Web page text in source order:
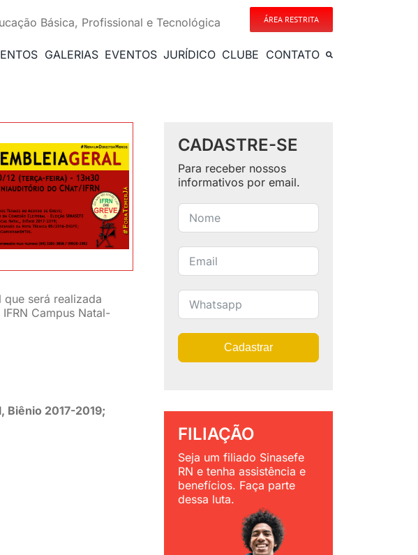
Básica, Profissional e Tecnológica ÁREA RESTRITA
GALERIAS EVENTOS JURÍDICO CLUBE CONTATO
que será realizada
Campus Natal-
Biênio 2017-2019;
CADASTRE-SE
Para receber nossos
informativos por email.
Cadastrar
FILIAÇÃO
Seja um filiado Sinasefe
RN e tenha assistência e
benefícios. Faça parte
dessa luta.